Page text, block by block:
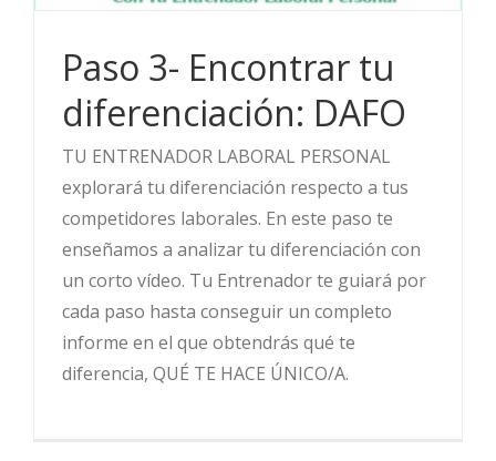
Paso 3- Encontrar tu
diferenciación: DAFO
TU ENTRENADOR LABORAL PERSONAL
explorará tu diferenciación respecto a tus
competidores laborales. En este paso te
enseñamos a analizar tu diferenciación con
un corto vídeo. Tu Entrenador te guiará por
cada paso hasta conseguir un completo
informe en el que obtendrás qué te
diferencia, QUÉ TE HACE ÚNICO/A.